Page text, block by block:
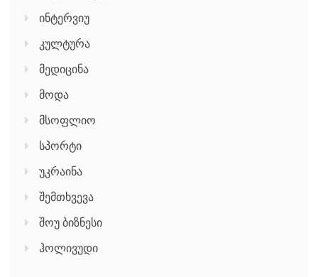
ინტერვიუ
კულტურა
მედიცინა
მოდა
მსოფლიო
სპორტი
უკრაინა
შემთხვევა
შოუ ბიზნესი
ჰოლივუდი